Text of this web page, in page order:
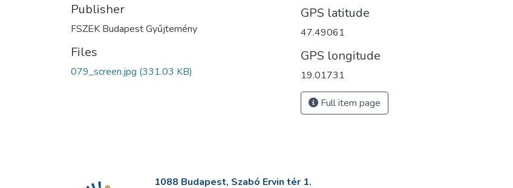
Publisher
FSZEK Budapest Gyűjtemény
Files
079_screen.jpg (331.03 KB)
GPS latitude
47.49061
GPS longitude
19.01731
Full item page
1088 Budapest, Szabó Ervin tér 1.